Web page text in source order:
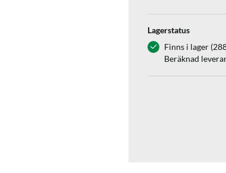
Lagerstatus
Finns i lager
Beräknad